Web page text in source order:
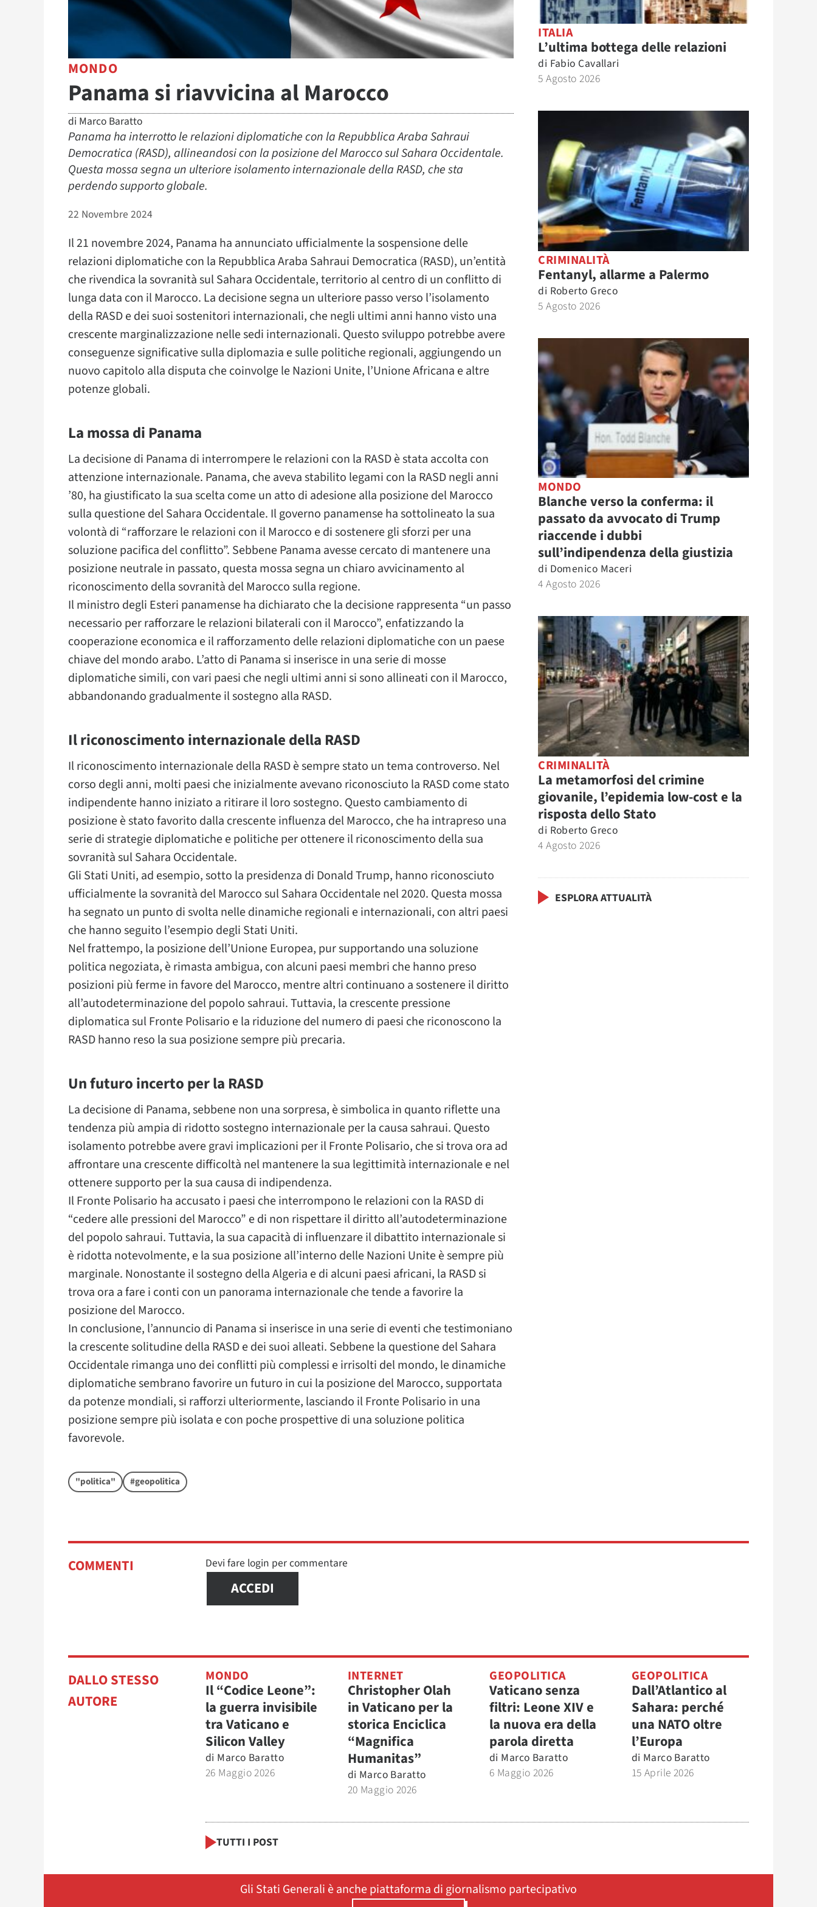
MONDO
Panama si riavvicina al Marocco
di Marco Baratto
Panama ha interrotto le relazioni diplomatiche con la Repubblica Araba Sahraui
Democratica (RASD), allineandosi con la posizione del Marocco sul Sahara Occidentale.
Questa mossa segna un ulteriore isolamento internazionale della RASD, che sta
perdendo supporto globale.
22 Novembre 2024
Il 21 novembre 2024, Panama ha annunciato ufficialmente la sospensione delle
relazioni diplomatiche con la Repubblica Araba Sahraui Democratica (RASD), un’entità
che rivendica la sovranità sul Sahara Occidentale, territorio al centro di un conflitto di
lunga data con il Marocco. La decisione segna un ulteriore passo verso l’isolamento
della RASD e dei suoi sostenitori internazionali, che negli ultimi anni hanno visto una
crescente marginalizzazione nelle sedi internazionali. Questo sviluppo potrebbe avere
conseguenze significative sulla diplomazia e sulle politiche regionali, aggiungendo un
nuovo capitolo alla disputa che coinvolge le Nazioni Unite, l’Unione Africana e altre
potenze globali.
La mossa di Panama
La decisione di Panama di interrompere le relazioni con la RASD è stata accolta con
attenzione internazionale. Panama, che aveva stabilito legami con la RASD negli anni
’80, ha giustificato la sua scelta come un atto di adesione alla posizione del Marocco
sulla questione del Sahara Occidentale. Il governo panamense ha sottolineato la sua
volontà di “rafforzare le relazioni con il Marocco e di sostenere gli sforzi per una
soluzione pacifica del conflitto”. Sebbene Panama avesse cercato di mantenere una
posizione neutrale in passato, questa mossa segna un chiaro avvicinamento al
riconoscimento della sovranità del Marocco sulla regione.
Il ministro degli Esteri panamense ha dichiarato che la decisione rappresenta “un passo
necessario per rafforzare le relazioni bilaterali con il Marocco”, enfatizzando la
cooperazione economica e il rafforzamento delle relazioni diplomatiche con un paese
chiave del mondo arabo. L’atto di Panama si inserisce in una serie di mosse
diplomatiche simili, con vari paesi che negli ultimi anni si sono allineati con il Marocco,
abbandonando gradualmente il sostegno alla RASD.
Il riconoscimento internazionale della RASD
Il riconoscimento internazionale della RASD è sempre stato un tema controverso. Nel
corso degli anni, molti paesi che inizialmente avevano riconosciuto la RASD come stato
indipendente hanno iniziato a ritirare il loro sostegno. Questo cambiamento di
posizione è stato favorito dalla crescente influenza del Marocco, che ha intrapreso una
serie di strategie diplomatiche e politiche per ottenere il riconoscimento della sua
sovranità sul Sahara Occidentale.
Gli Stati Uniti, ad esempio, sotto la presidenza di Donald Trump, hanno riconosciuto
ufficialmente la sovranità del Marocco sul Sahara Occidentale nel 2020. Questa mossa
ha segnato un punto di svolta nelle dinamiche regionali e internazionali, con altri paesi
che hanno seguito l’esempio degli Stati Uniti.
Nel frattempo, la posizione dell’Unione Europea, pur supportando una soluzione
politica negoziata, è rimasta ambigua, con alcuni paesi membri che hanno preso
posizioni più ferme in favore del Marocco, mentre altri continuano a sostenere il diritto
all’autodeterminazione del popolo sahraui. Tuttavia, la crescente pressione
diplomatica sul Fronte Polisario e la riduzione del numero di paesi che riconoscono la
RASD hanno reso la sua posizione sempre più precaria.
Un futuro incerto per la RASD
La decisione di Panama, sebbene non una sorpresa, è simbolica in quanto riflette una
tendenza più ampia di ridotto sostegno internazionale per la causa sahraui. Questo
isolamento potrebbe avere gravi implicazioni per il Fronte Polisario, che si trova ora ad
affrontare una crescente difficoltà nel mantenere la sua legittimità internazionale e nel
ottenere supporto per la sua causa di indipendenza.
Il Fronte Polisario ha accusato i paesi che interrompono le relazioni con la RASD di
“cedere alle pressioni del Marocco” e di non rispettare il diritto all’autodeterminazione
del popolo sahraui. Tuttavia, la sua capacità di influenzare il dibattito internazionale si
è ridotta notevolmente, e la sua posizione all’interno delle Nazioni Unite è sempre più
marginale. Nonostante il sostegno della Algeria e di alcuni paesi africani, la RASD si
trova ora a fare i conti con un panorama internazionale che tende a favorire la
posizione del Marocco.
In conclusione, l’annuncio di Panama si inserisce in una serie di eventi che testimoniano
la crescente solitudine della RASD e dei suoi alleati. Sebbene la questione del Sahara
Occidentale rimanga uno dei conflitti più complessi e irrisolti del mondo, le dinamiche
diplomatiche sembrano favorire un futuro in cui la posizione del Marocco, supportata
da potenze mondiali, si rafforzi ulteriormente, lasciando il Fronte Polisario in una
posizione sempre più isolata e con poche prospettive di una soluzione politica
favorevole.
"politica" #geopolitica
ITALIA
L’ultima bottega delle relazioni
di Fabio Cavallari
5 Agosto 2026
CRIMINALITÀ
Fentanyl, allarme a Palermo
di Roberto Greco
5 Agosto 2026
MONDO
Blanche verso la conferma: il
passato da avvocato di Trump
riaccende i dubbi
sull’indipendenza della giustizia
di Domenico Maceri
4 Agosto 2026
CRIMINALITÀ
La metamorfosi del crimine
giovanile, l’epidemia low-cost e la
risposta dello Stato
di Roberto Greco
4 Agosto 2026
ESPLORA ATTUALITÀ
COMMENTI Devi fare login per commentare
ACCEDI
DALLO STESSO
AUTORE
MONDO
Il “Codice Leone”:
la guerra invisibile
tra Vaticano e
Silicon Valley
di Marco Baratto
26 Maggio 2026
INTERNET
Christopher Olah
in Vaticano per la
storica Enciclica
“Magnifica
Humanitas”
di Marco Baratto
20 Maggio 2026
GEOPOLITICA
Vaticano senza
filtri: Leone XIV e
la nuova era della
parola diretta
di Marco Baratto
6 Maggio 2026
GEOPOLITICA
Dall’Atlantico al
Sahara: perché
una NATO oltre
l’Europa
di Marco Baratto
15 Aprile 2026
TUTTI I POST
Gli Stati Generali è anche piattaforma di giornalismo partecipativo